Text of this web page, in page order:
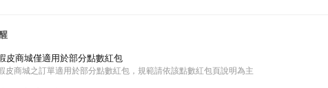
皮商城僅適用於部分點數紅包
皮商城之訂單適用於部分點數紅包，規範請依該點數紅包頁說明為主